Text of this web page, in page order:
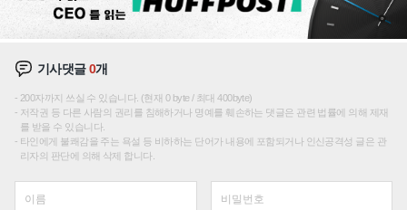
기사댓글0개
200자까지 쓰실 수 있습니다. (현재 0 byte / 최대 400byte)
저작권 등 다른 사람의 권리를 침해하거나 명예를 훼손하는 댓글은 관련 법률에 의해 제재
를 받을 수 있습니다.
타인에게 불쾌감을 주는 욕설 등 비하하는 단어가 내용에 포함되거나 인신공격성 글은 관
리자의 판단에 의해 삭제 합니다.